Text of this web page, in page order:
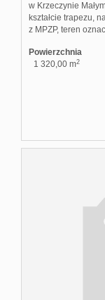
w Krzeczynie
kształcie trapezu,
z MPZP, teren
Powierzchnia
1 320,00 m2